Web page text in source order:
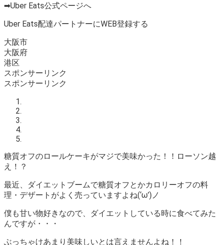
➡Uber Eats公式ページへ
Uber Eats配達パートナーにWEB登録する
大阪市
大阪府
港区
スポンサーリンク
スポンサーリンク
糖質オフのロールケーキがマジで美味かった！！ローソン越
え！？
最近、ダイエットブームで糖質オフとかカロリーオフの料
理・デザートがよく売っていますよね(‘ω’)ノ
僕も甘い物好きなので、ダイエットしている時に食べてみた
んですが・・・
ぶっちゃけあまり美味しいとは言えませんよね！！